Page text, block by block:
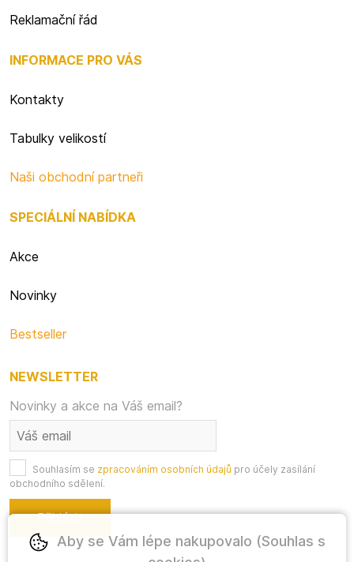
Reklamační řád
INFORMACE PRO VÁS
Kontakty
Tabulky velikostí
Naši obchodní partneři
SPECIÁLNÍ NABÍDKA
Akce
Novinky
Bestseller
NEWSLETTER
Novinky a akce na Váš email?
Souhlasím se zpracováním osobních údajů pro účely zasílání
obchodního sdělení.
Aby se Vám lépe nakupovalo (Souhlas s